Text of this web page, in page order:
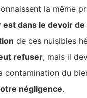
la même
dans le devoir
de ces nuisibles
refuser, mais il
contamination du
négligence.